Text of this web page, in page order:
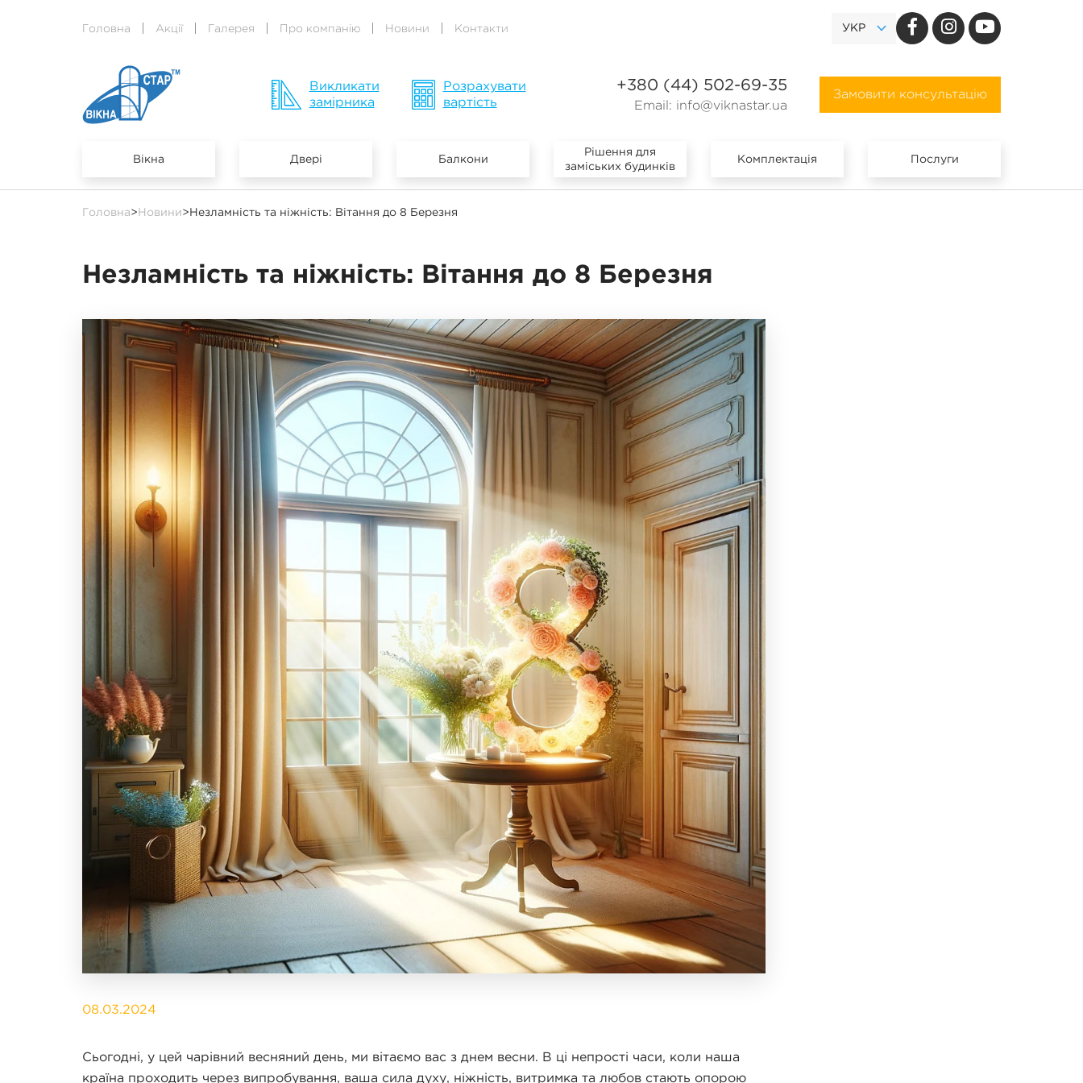
Головна Акції Галерея Про компанію Новини Контакти УКР
Викликати
замірника
Розрахувати
вартість
+380 (44) 502-69-35
Email: info@viknastar.ua
Замовити консультацію
Вікна Двері Балкони
Рішення для
заміських будинків
Комплектація Послуги
Головна> Новини> Незламність та ніжність: Вітання до 8 Березня
Незламність та ніжність: Вітання до 8 Березня
08.03.2024
Сьогодні, у цей чарівний весняний день, ми вітаємо вас з днем весни. В ці непрості часи, коли наша
країна проходить через випробування, ваша сила духу, ніжність, витримка та любов стають опорою